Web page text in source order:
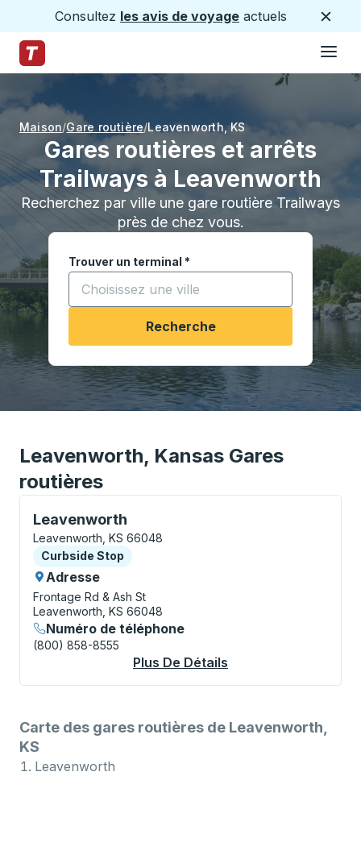
Consultez les avis de voyage actuels
Page d'accueil des sentiers
Maison Gare routière Leavenworth ,KS
Gares routières et arrêts
Trailways à Leavenworth
Recherchez par ville une gare routière Trailways
près de chez vous.
Trouver un terminal *
Commencez à saisir une ville pour ouvrir les
Recherche
Leavenworth, Kansas Gares
routières
Leavenworth
Curbside Stop, utilisez les touches fléchées ou la
Leavenworth, KS 66048
Curbside Stop
Curbside Stop
Adresse
Frontage Rd & Ash St
Leavenworth, KS 66048
Numéro de téléphone
(800) 858-8555
Plus De Détails
Carte des gares routières de Leavenworth,
KS
Leavenworth